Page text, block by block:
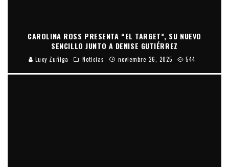
CAROLINA ROSS PRESENTA “EL TARGET”, SU NUEVO
SENCILLO JUNTO A DENISE GUTIÉRREZ
Lucy Zuñiga Noticias noviembre 26, 2025 544